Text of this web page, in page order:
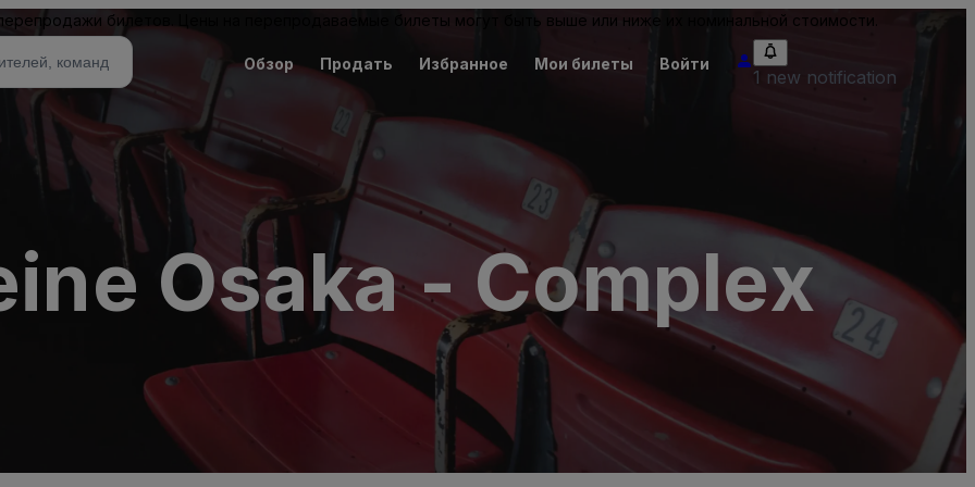
билетов. Цены на перепродаваемые билеты могут быть выше или ниже их номинальной стоимости.
Обзор Продать Избранное Мои билеты Войти
1 new notification
Osaka - Complex